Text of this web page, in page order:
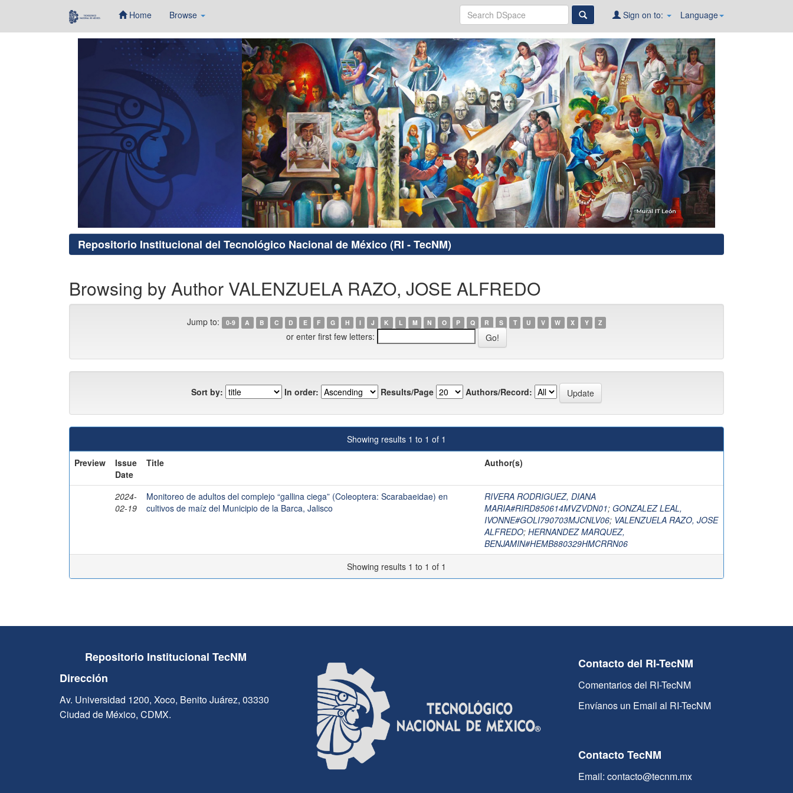
Home Browse Language
Sign on to:
Repositorio Institucional del Tecnológico Nacional de México (RI - TecNM)
Browsing by Author VALENZUELA RAZO, JOSE ALFREDO
Jump to: 0-9 A B C D E F G H I J K L M N O P Q R S T U V W X Y Z
or enter first few letters:
Sort by: In order: Results/Page Authors/Record:
Showing results 1 to 1 of 1
Preview
Issue
Date
Title Author(s)
2024-
02-19
Monitoreo de adultos del complejo “gallina ciega” (Coleoptera: Scarabaeidae) en
cultivos de maíz del Municipio de la Barca, Jalisco
RIVERA RODRIGUEZ, DIANA
MARIA#RIRD850614MVZVDN01; GONZALEZ LEAL,
IVONNE#GOLI790703MJCNLV06; VALENZUELA RAZO, JOSE
ALFREDO; HERNANDEZ MARQUEZ,
BENJAMIN#HEMB880329HMCRRN06
Showing results 1 to 1 of 1
Repositorio Institucional TecNM
Dirección
Av. Universidad 1200, Xoco, Benito Juárez, 03330
Ciudad de México, CDMX.
Contacto del RI-TecNM
Comentarios del RI-TecNM
Envíanos un Email al RI-TecNM
Contacto TecNM
Email: contacto@tecnm.mx